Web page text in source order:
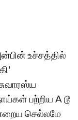
உச்சத்தில்
பற்றிய A டூ
செல்லமே